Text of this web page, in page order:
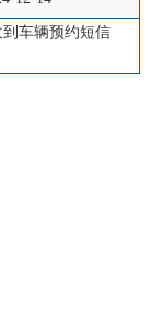
车辆预约短信